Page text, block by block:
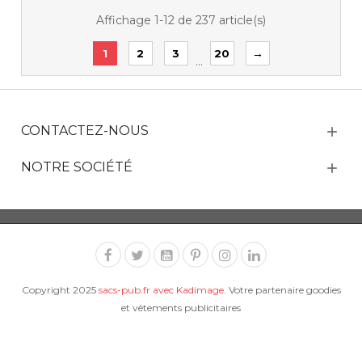
Affichage 1-12 de 237 article(s)
1 2 3
…
20 →
CONTACTEZ-NOUS
NOTRE SOCIÉTÉ
Copyright 2025 sacs-pub.fr avec Kadimage. Votre partenaire goodies
et vêtements publicitaires